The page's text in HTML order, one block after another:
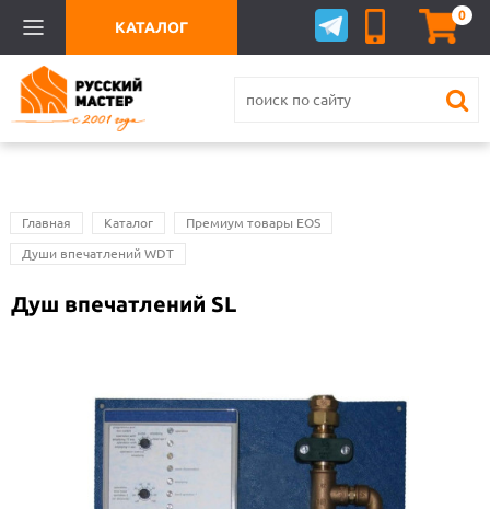
0
КАТАЛОГ
Главная Каталог Премиум товары EOS
Души впечатлений WDT
Душ впечатлений SL